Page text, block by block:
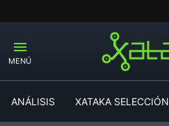
MENÚ
ANÁLISIS XATAKA SELECCIÓN